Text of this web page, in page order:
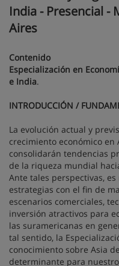
India - Presencial -
Aires
Contenido
Especialización en
e India.
INTRODUCCIÓN /
La evolución actual y
crecimiento económico en
consolidarán tendencias
de la riqueza mundial
Ante tales perspectivas,
estrategias con el fin de
escenarios comerciales,
inversión atractivos para
las suramericanas en
tal sentido, la
conocimiento sobre Asia
determinante para